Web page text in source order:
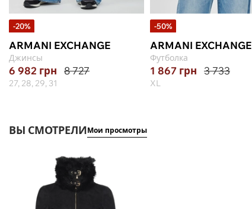
-20%
ARMANI EXCHANGE
Джинсы
6 982 грн 8 727
27, 28, 29, 31
-50%
ARMANI EXCHANGE
Футболка
1 867 грн 3 733
XL
ВЫ СМОТРЕЛИМои просмотры